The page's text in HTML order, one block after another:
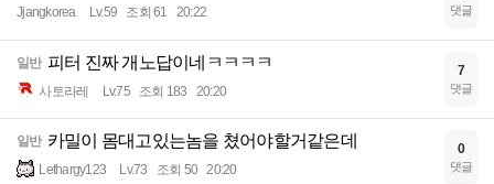
Jjangkorea Lv.59 조회 61 20:22 댓글
일반 피터 진짜 개노답이네ㅋㅋㅋㅋ
사토라레 Lv.75 조회 183 20:20
7
댓글
일반 카밀이 몸대고있는놈을 쳤어야할거같은데
Lethargy123 Lv.73 조회 50 20:20
0
댓글